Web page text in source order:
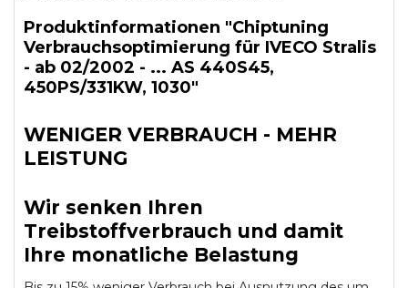
Produktinformationen "Chiptuning
Verbrauchsoptimierung für IVECO Stralis
- ab 02/2002 - ... AS 440S45,
450PS/331KW, 1030"
WENIGER VERBRAUCH - MEHR
LEISTUNG
Wir senken Ihren
Treibstoffverbrauch und damit
Ihre monatliche Belastung